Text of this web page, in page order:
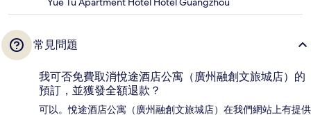
常見問題
我可否免費取消悅途酒店公寓（廣州融創文旅城店）的
預訂，並獲發全額退款？
可以。悅途酒店公寓（廣州融創文旅城店）在我們網站上有提供